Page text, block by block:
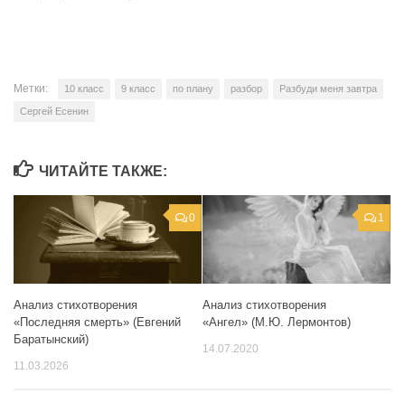
Метки: 10 класс 9 класс по плану разбор Разбуди меня завтра
Сергей Есенин
ЧИТАЙТЕ ТАКЖЕ:
0
Анализ стихотворения
«Последняя смерть» (Евгений
Баратынский)
11.03.2026
1
Анализ стихотворения
«Ангел» (М.Ю. Лермонтов)
14.07.2020